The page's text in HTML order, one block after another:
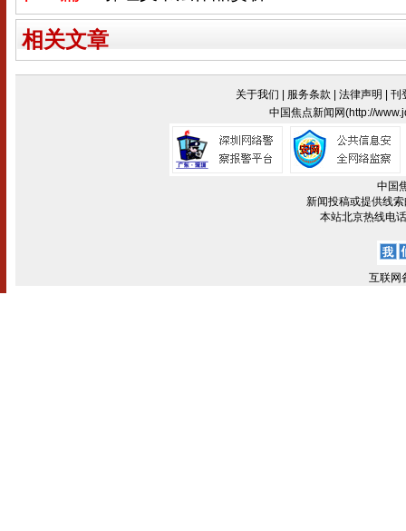
相关文章
关于我们 服务条款 法律声明
刊
中国焦点新闻网(http://
中国
新闻投稿或提供线
本站北京热线电
互联网